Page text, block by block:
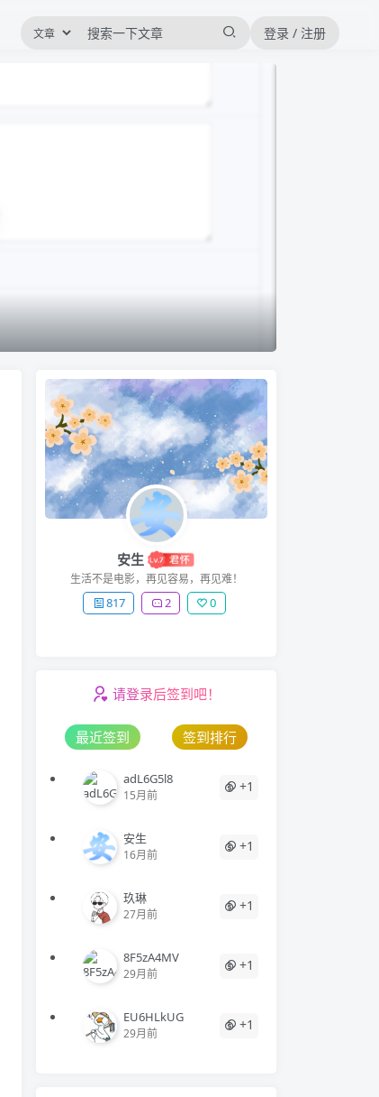
登录 / 注册
安生
生活不是电影，再见容易，再见难！
817 2 0
请登录后签到吧！
最近签到 签到排行
adL6G5l8
15月前
+1
安生
16月前
+1
玖琳
27月前
+1
8F5zA4MV
29月前
+1
EU6HLkUG
29月前
+1